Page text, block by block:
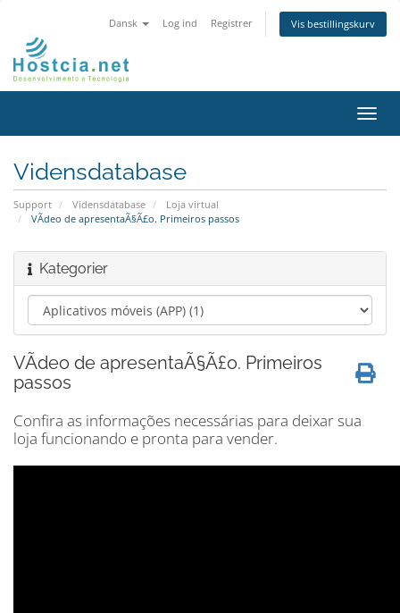
Dansk Log ind Registrer Vis bestillingskurv
Skift
Vidensdatabase
Support Vidensdatabase
Loja virtual
VÃ­deo de apresentaÃ§Ã£o. Primeiros passos
Kategorier
VÃ­deo de apresentaÃ§Ã£o. Primeiros
passos
Confira as informações necessárias para deixar sua
loja funcionando e pronta para vender.